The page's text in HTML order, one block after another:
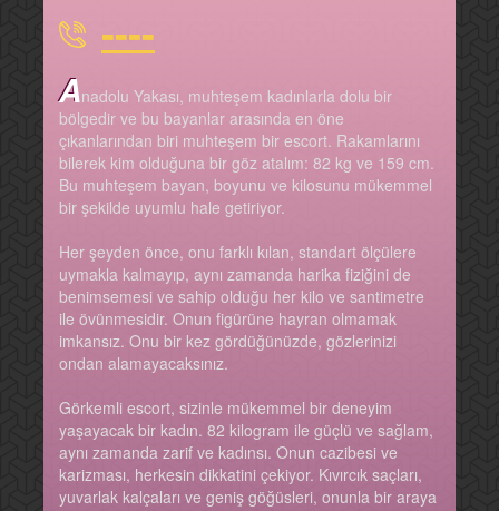
----
Anadolu Yakası, muhteşem kadınlarla dolu bir
bölgedir ve bu bayanlar arasında en öne
çıkanlarından biri muhteşem bir escort. Rakamlarını
bilerek kim olduğuna bir göz atalım: 82 kg ve 159 cm.
Bu muhteşem bayan, boyunu ve kilosunu mükemmel
bir şekilde uyumlu hale getiriyor.
Her şeyden önce, onu farklı kılan, standart ölçülere
uymakla kalmayıp, aynı zamanda harika fiziğini de
benimsemesi ve sahip olduğu her kilo ve santimetre
ile övünmesidir. Onun figürüne hayran olmamak
imkansız. Onu bir kez gördüğünüzde, gözlerinizi
ondan alamayacaksınız.
Görkemli escort, sizinle mükemmel bir deneyim
yaşayacak bir kadın. 82 kilogram ile güçlü ve sağlam,
aynı zamanda zarif ve kadınsı. Onun cazibesi ve
karizması, herkesin dikkatini çekiyor. Kıvırcık saçları,
yuvarlak kalçaları ve geniş göğüsleri, onunla bir araya